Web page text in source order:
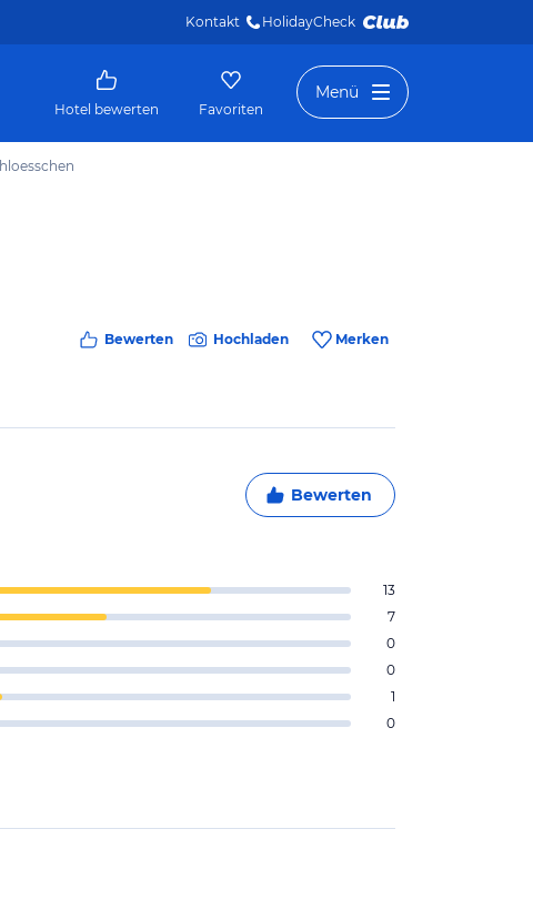
Kontakt HolidayCheck
Hotel bewerten Favoriten
Menü
Bewerten Hochladen Merken
Bewerten
13
7
0
0
1
0